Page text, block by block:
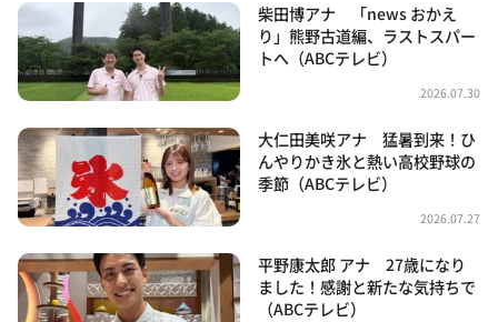
柴田博アナ 「news おかえ
り」熊野古道編、ラストスパー
トへ（ABCテレビ）
2026.07.30
大仁田美咲アナ 猛暑到来！ひ
んやりかき氷と熱い高校野球の
季節（ABCテレビ）
2026.07.27
平野康太郎 アナ 27歳になり
ました！感謝と新たな気持ちで
（ABCテレビ）